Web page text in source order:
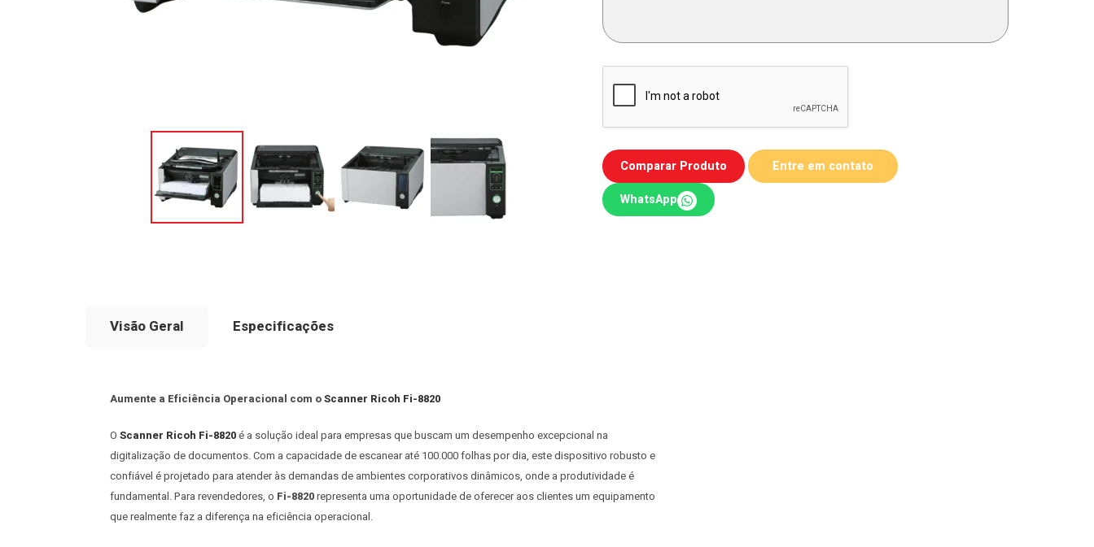
Comparar Produto
WhatsApp
Visão Geral Especificações
Aumente a Eficiência Operacional com oScanner Ricoh Fi-8820
O Scanner Ricoh Fi-8820é a solução ideal para empresas que buscam um desempenho excepcional na
digitalização de documentos. Com a capacidade de escanear até 100.000 folhas por dia, este dispositivo robusto e
confiável é projetado para atender às demandas de ambientes corporativos dinâmicos, onde a produtividade é
fundamental. Para revendedores, o Fi-8820representa uma oportunidade de oferecer aos clientes um equipamento
que realmente faz a diferença na eficiência operacional.